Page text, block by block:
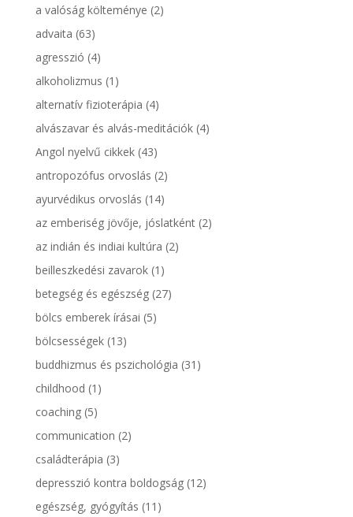
a valóság költeménye (2)
advaita (63)
agresszió (4)
alkoholizmus (1)
alternatív fizioterápia (4)
alvászavar és alvás-meditációk(4)
Angol nyelvű cikkek(43)
antropozófus orvoslás (2)
ayurvédikus orvoslás (14)
az emberiség jövője, jóslatként(2)
az indián és indiai kultúra (2)
beilleszkedési zavarok(1)
betegség és egészség(27)
bölcs emberek írásai (5)
bölcsességek(13)
buddhizmus és pszichológia (31)
childhood (1)
coaching(5)
communication (2)
családterápia (3)
depresszió kontra boldogság(12)
egészség, gyógyítás (11)